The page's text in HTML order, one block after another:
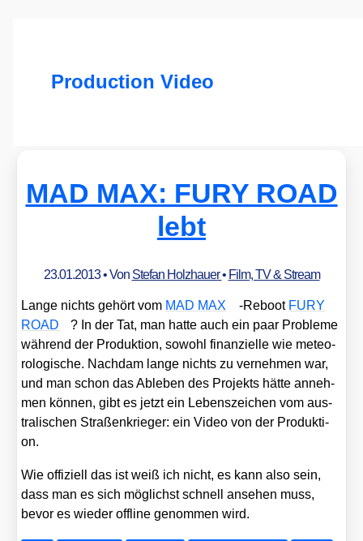
Production Video
MAD MAX: FURY ROAD
lebt
23.01.2013• Von Stefan Holzhauer• Film, TV & Stream
Lan­ge nichts gehört vom MAD MAX -Reboot FURY
ROAD
? In der Tat, man hat­te auch ein paar Pro­ble­me
wäh­rend der Pro­duk­ti­on, sowohl finan­zi­el­le wie meteo­
ro­lo­gi­sche. Nach­dam lan­ge nichts zu ver­neh­men war,
und man schon das Able­ben des Pro­jekts hät­te anneh­
men kön­nen, gibt es jetzt ein Lebens­zei­chen vom aus­
tra­li­schen Stra­ßen­krie­ger: ein Video von der Pro­duk­ti­
on.
Wie offi­zi­ell das ist weiß ich nicht, es kann also sein,
dass man es sich mög­lichst schnell anse­hen muss,
bevor es wie­der off­line genom­men wird.